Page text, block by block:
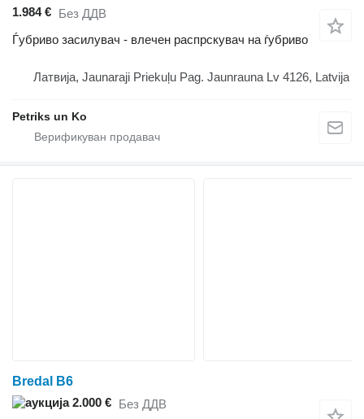
1.984 € Без ДДВ
Ѓубриво засилувач - влечен распрскувач на ѓубриво
Латвија, Jaunaraji Priekuļu Pag. Jaunrauna Lv 4126, Latvija
Petriks un Ko
Bredal B6
2.000 € Без ДДВ